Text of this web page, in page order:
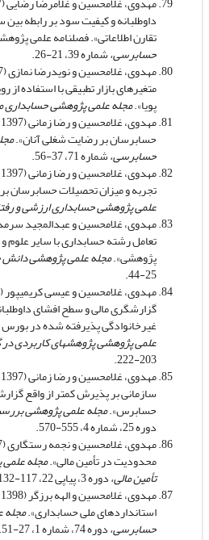
داوطلبانه و کیفیت سود بر رابطه
تقارن اطلاعاتی». فصلنامه علمی
حسابرسی،شماره 39، 21-26.
متغیرهای بازار تطبیقی با استفاده
پویا».مجله علمی پژوهشی حسابداری
حسابرسان بر رضایت شغلی آنان».
حسابرسی،شماره 71، 37-56.
تجربه و میزان تحصیلات حسابرسان
علمی پژوهشی حسابداری ارزشی و
تعامل رشته حسابداری با سایر علوم
پژوهشی».مجله علمی پژوهشی دانش
25-44.
گزارشگری مالی و سطح افشای
غیرخانوادگی پذیرفته شده در بورس
علمی پژوهشی پژوهش­های کاربردی در
203-222.
سازمانی بر پذیرش کمتر از واقع
حسابرس».مجله علمی پژوهشی
دوره 25، شماره 4، 555-570.
محدودیت در تأمین مالی».مجله
تأمین مالی،دوره 3، پیاپی 22، 117-132.
استانداردهای ملی حسابداری».
حسابرسی،دوره 74، شماره 1، 27-51.